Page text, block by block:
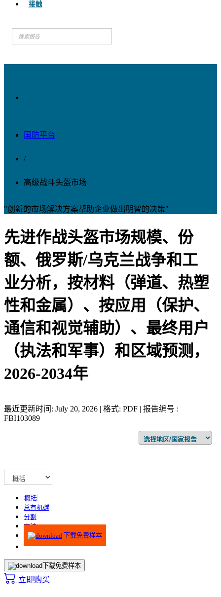
接触
国防平台
/
高级战斗头盔市场
"创新的市场解决方案帮助企业做出明智的决策"
先进作战头盔市场规模、份
额、俄罗斯/乌克兰战争和工
业分析，按材料（弹道、热塑
性和金属）、按应用（保护、
通信和视觉辅助）、最终用户
（执法和军事）和区域预测，
2026-2034年
最近更新时间: July 20, 2026 | 格式: PDF | 报告编号 :
FBI103089
概括
总有机碳
分割
方法
下载免费样本
下载免费样本
立即购买